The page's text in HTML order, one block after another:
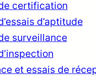
certification
d’aptitude
surveillance
et essais de